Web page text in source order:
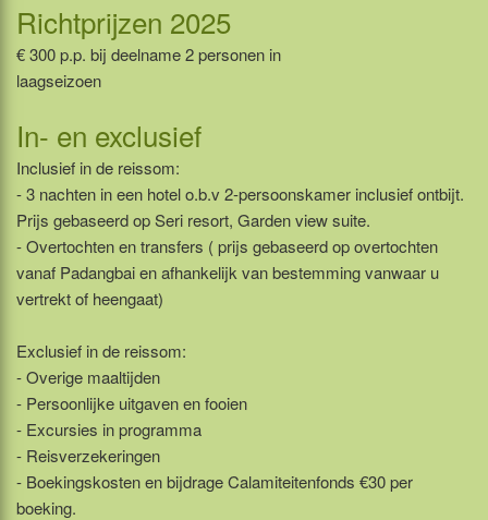
Richtprijzen 2025
€ 300 p.p. bij deelname 2 personen in
laagseizoen
In- en exclusief
Inclusief in de reissom:
- 3 nachten in een hotel o.b.v 2-persoonskamer inclusief ontbijt.
Prijs gebaseerd op Seri resort, Garden view suite.
- Overtochten en transfers ( prijs gebaseerd op overtochten
vanaf Padangbai en afhankelijk van bestemming vanwaar u
vertrekt of heengaat)
Exclusief in de reissom:
- Overige maaltijden
- Persoonlijke uitgaven en fooien
- Excursies in programma
- Reisverzekeringen
- Boekingskosten en bijdrage Calamiteitenfonds €30 per
boeking.